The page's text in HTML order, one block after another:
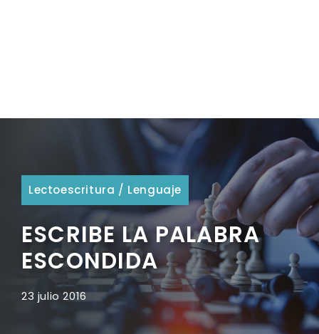
Lectoescritura / Lenguaje
ESCRIBE LA PALABRA
ESCONDIDA
23 julio 2016